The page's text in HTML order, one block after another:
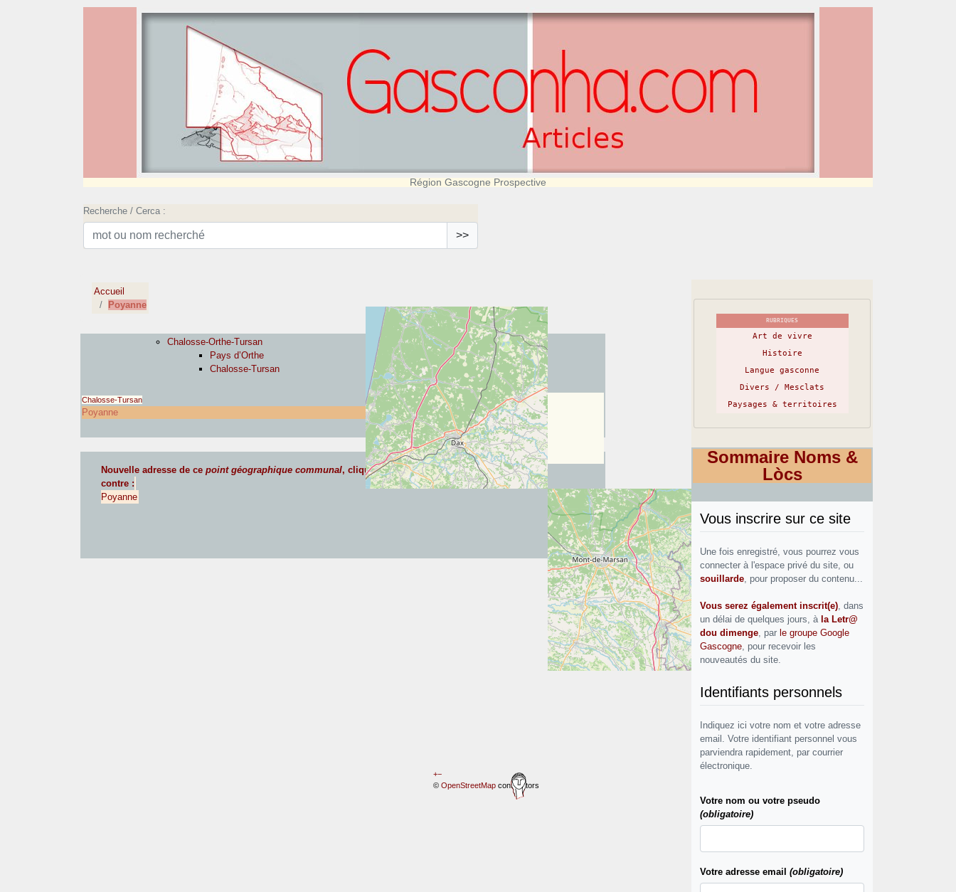
Région Gascogne Prospective
Recherche / Cerca :
>>
Accueil
Poyanne
Chalosse-Orthe-Tursan
Pays d’Orthe
Chalosse-Tursan
Chalosse-Tursan
+−
© OpenStreetMapcontributors
Poyanne
Nouvelle adresse de cepoint géographique communal, cliquez ci-
contre :
Poyanne
RUBRIQUES
Art de vivre
Histoire
Langue gasconne
Divers / Mesclats
Paysages & territoires
Sommaire Noms &
Lòcs
Vous inscrire sur ce site
Une fois enregistré, vous pourrez vous
connecter à l'espace privé du site, ou
souillarde , pour proposer du contenu...
Vous serez également inscrit(e), dans
un délai de quelques jours, à la Letr@
dou dimenge, par le groupe Google
Gascogne, pour recevoir les
nouveautés du site.
Identifiants personnels
Indiquez ici votre nom et votre adresse
email. Votre identifiant personnel vous
parviendra rapidement, par courrier
électronique.
Votre nom ou votre pseudo
(obligatoire)
Votre adresse email (obligatoire)